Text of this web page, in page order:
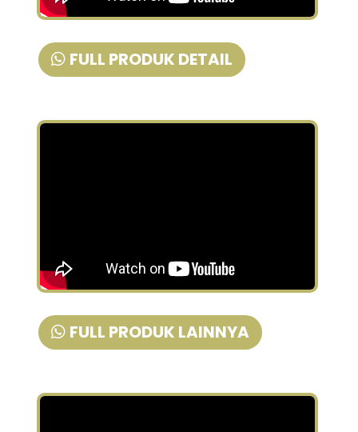
FULL PRODUK DETAIL
FULL PRODUK LAINNYA